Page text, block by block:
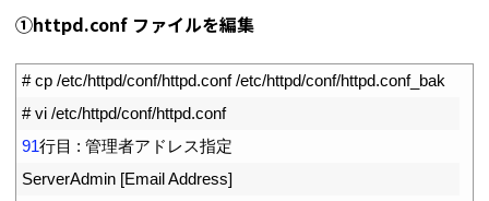
①httpd.conf ファイルを編集
# cp /etc/httpd/conf/httpd.conf /etc/httpd/conf/httpd.conf_bak
# vi /etc/httpd/conf/httpd.conf
91行目 : 管理者アドレス指定
ServerAdmin [Email Address]